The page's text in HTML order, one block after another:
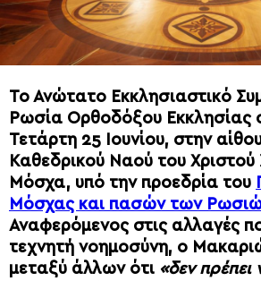
Το Ανώτατο Εκκλησιαστικό
Ρωσία Ορθοδόξου Εκκλησίας
Τετάρτη 25 Ιουνίου, στην
Καθεδρικού Ναού του
Μόσχα, υπό την προεδρία του
Μόσχας και πασών των
Αναφερόμενος στις αλλαγές
τεχνητή νοημοσύνη, ο
μεταξύ άλλων ότι «δεν πρέπει